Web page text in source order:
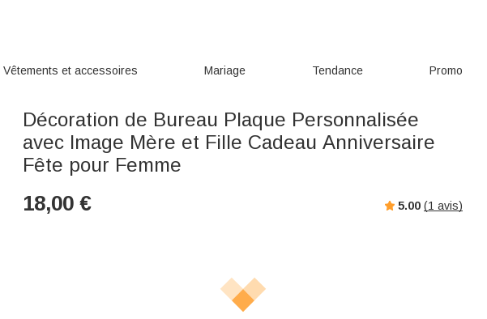
Vêtements et accessoires Mariage Tendance Promo
Décoration de Bureau Plaque Personnalisée
avec Image Mère et Fille Cadeau Anniversaire
Fête pour Femme
18,00 € 5.00 (1 avis)